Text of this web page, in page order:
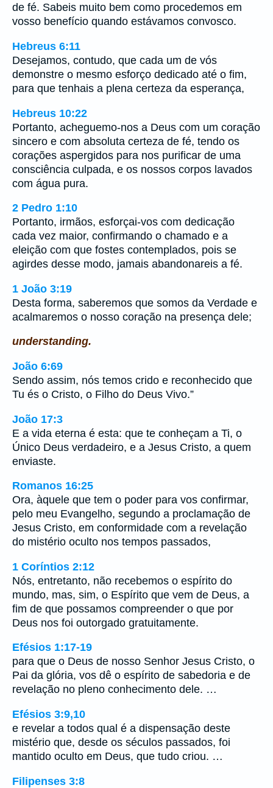
de fé. Sabeis muito bem como procedemos em
vosso benefício quando estávamos convosco.
Hebreus 6:11
Desejamos, contudo, que cada um de vós
demonstre o mesmo esforço dedicado até o fim,
para que tenhais a plena certeza da esperança,
Hebreus 10:22
Portanto, acheguemo-nos a Deus com um coração
sincero e com absoluta certeza de fé, tendo os
corações aspergidos para nos purificar de uma
consciência culpada, e os nossos corpos lavados
com água pura.
2 Pedro 1:10
Portanto, irmãos, esforçai-vos com dedicação
cada vez maior, confirmando o chamado e a
eleição com que fostes contemplados, pois se
agirdes desse modo, jamais abandonareis a fé.
1 João 3:19
Desta forma, saberemos que somos da Verdade e
acalmaremos o nosso coração na presença dele;
understanding.
João 6:69
Sendo assim, nós temos crido e reconhecido que
Tu és o Cristo, o Filho do Deus Vivo.”
João 17:3
E a vida eterna é esta: que te conheçam a Ti, o
Único Deus verdadeiro, e a Jesus Cristo, a quem
enviaste.
Romanos 16:25
Ora, àquele que tem o poder para vos confirmar,
pelo meu Evangelho, segundo a proclamação de
Jesus Cristo, em conformidade com a revelação
do mistério oculto nos tempos passados,
1 Coríntios 2:12
Nós, entretanto, não recebemos o espírito do
mundo, mas, sim, o Espírito que vem de Deus, a
fim de que possamos compreender o que por
Deus nos foi outorgado gratuitamente.
Efésios 1:17-19
para que o Deus de nosso Senhor Jesus Cristo, o
Pai da glória, vos dê o espírito de sabedoria e de
revelação no pleno conhecimento dele. …
Efésios 3:9,10
e revelar a todos qual é a dispensação deste
mistério que, desde os séculos passados, foi
mantido oculto em Deus, que tudo criou. …
Filipenses 3:8